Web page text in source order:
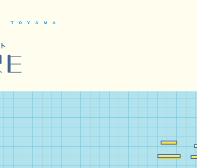
ニ
ニ